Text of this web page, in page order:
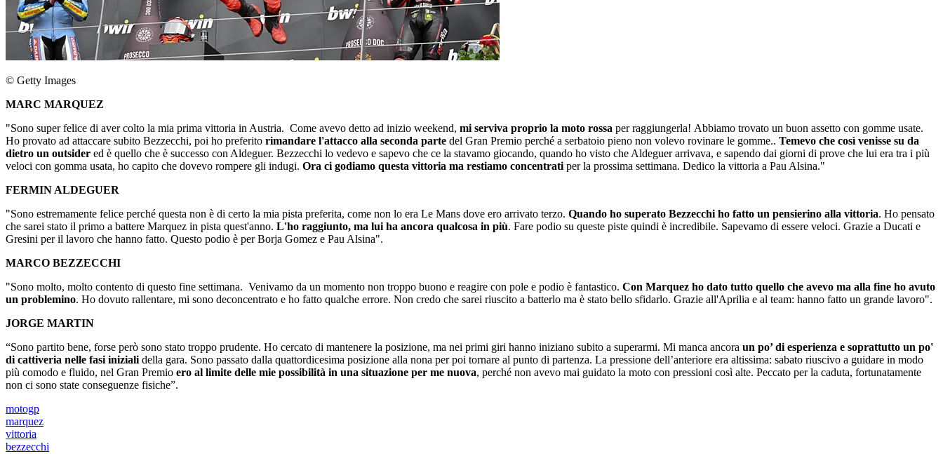
© Getty Images
MARC MARQUEZ
"Sono super felice di aver colto la mia prima vittoria in Austria. Come avevo detto ad inizio weekend, mi serviva proprio la moto rossa per raggiungerla! Abbiamo trovato un buon assetto con gomme usate.
Ho provato ad attaccare subito Bezzecchi, poi ho preferito rimandare l'attacco alla seconda parte del Gran Premio perché a serbatoio pieno non volevo rovinare le gomme.. Temevo che così venisse su da
dietro un outsider ed è quello che è successo con Aldeguer. Bezzecchi lo vedevo e sapevo che ce la stavamo giocando, quando ho visto che Aldeguer arrivava, e sapendo dai giorni di prove che lui era tra i più
veloci con gomma usata, ho capito che dovevo rompere gli indugi. Ora ci godiamo questa vittoria ma restiamo concentrati per la prossima settimana. Dedico la vittoria a Pau Alsina."
FERMIN ALDEGUER
"Sono estremamente felice perché questa non è di certo la mia pista preferita, come non lo era Le Mans dove ero arrivato terzo. Quando ho superato Bezzecchi ho fatto un pensierino alla vittoria. Ho pensato
che sarei stato il primo a battere Marquez in pista quest'anno. L'ho raggiunto, ma lui ha ancora qualcosa in più. Fare podio su queste piste quindi è incredibile. Sapevamo di essere veloci. Grazie a Ducati e
Gresini per il lavoro che hanno fatto. Questo podio è per Borja Gomez e Pau Alsina".
MARCO BEZZECCHI
"Sono molto, molto contento di questo fine settimana. Venivamo da un momento non troppo buono e reagire con pole e podio è fantastico. Con Marquez ho dato tutto quello che avevo ma alla fine ho avuto
un problemino. Ho dovuto rallentare, mi sono deconcentrato e ho fatto qualche errore. Non credo che sarei riuscito a batterlo ma è stato bello sfidarlo. Grazie all'Aprilia e al team: hanno fatto un grande lavoro".
JORGE MARTIN
“Sono partito bene, forse però sono stato troppo prudente. Ho cercato di mantenere la posizione, ma nei primi giri hanno iniziano subito a superarmi. Mi manca ancora un po’ di esperienza e soprattutto un po'
di cattiveria nelle fasi iniziali della gara. Sono passato dalla quattordicesima posizione alla nona per poi tornare al punto di partenza. La pressione dell’anteriore era altissima: sabato riuscivo a guidare in modo
più comodo e fluido, nel Gran Premio ero al limite delle mie possibilità in una situazione per me nuova, perché non avevo mai guidato la moto con pressioni così alte. Peccato per la caduta, fortunatamente
non ci sono state conseguenze fisiche”.
motogp
marquez
vittoria
bezzecchi